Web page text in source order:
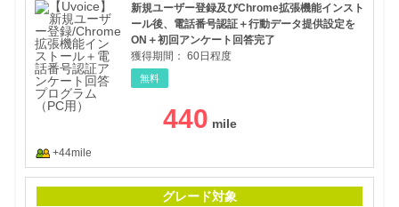
新規ユーザー登録及びChrome拡張機能インスト
ール後、電話番号認証＋行動データ提供設定を
ON＋初回アンケート回答完了
獲得期間： 60日程度
無料
440
+44mile
グレード対象